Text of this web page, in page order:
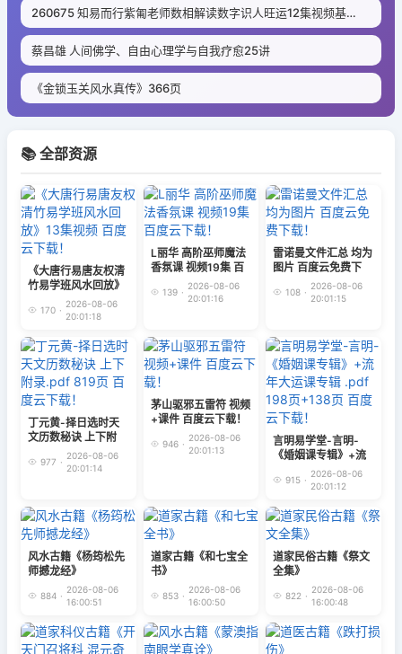
260675 知易而行紫匍老师数相解读数字识人旺运12集视频基础课Y
蔡昌雄 人间佛学、自由心理学与自我疗愈25讲
《金锁玉关风水真传》366页
📚 全部资源
《大唐行易唐友权清
竹易学班风水回放》
13集视频 百度云下
载！170 ·
2026-08-06
20:01:18
L丽华 高阶巫师魔法
香氛课 视频19集 百
度云下载！
139 ·
2026-08-06
20:01:16
雷诺曼文件汇总 均为
图片 百度云免费下
108 ·
2026-08-06
20:01:15
丁元黄-择日选时天
文历数秘诀 上下附
录.pdf 819页 百度云
下载！
977 ·
2026-08-06
20:01:14
茅山驱邪五雷符 视频
+课件 百度云下载！
946 ·
2026-08-06
20:01:13
言明易学堂-言明-
《婚姻课专辑》+流
年大运课专辑 .pdf
198页+138页 百度
915 ·
2026-08-06
20:01:12
风水古籍《杨筠松先
师撼龙经》
884 ·
2026-08-06
16:00:51
道家古籍《和七宝全
书》
853 ·
2026-08-06
16:00:50
道家民俗古籍《祭文
全集》
822 ·
2026-08-06
16:00:48